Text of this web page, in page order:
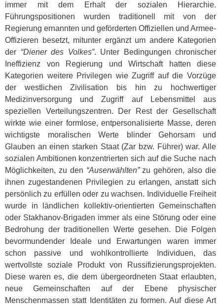
immer mit dem Erhalt der sozialen Hierarchie.
Führungspositionen wurden traditionell mit von der
Regierung ernannten und geförderten Offiziellen und Armee-
Offizieren besetzt, mitunter ergänzt um andere Kategorien
der “Diener des Volkes”. Unter Bedingungen chronischer
Ineffizienz von Regierung und Wirtschaft hatten diese
Kategorien weitere Privilegen wie Zugriff auf die Vorzüge
der westlichen Zivilisation bis hin zu hochwertiger
Medizinversorgung und Zugriff auf Lebensmittel aus
speziellen Verteilungszentren. Der Rest der Gesellschaft
wirkte wie einer formlose, entpersonalisierte Masse, deren
wichtigste moralischen Werte blinder Gehorsam und
Glauben an einen starken Staat (Zar bzw. Führer) war. Alle
sozialen Ambitionen konzentrierten sich auf die Suche nach
Möglichkeiten, zu den “Auserwählten”zu gehören, also die
ihnen zugestandenen Privilegien zu erlangen, anstatt sich
persönlich zu erfüllen oder zu wachsen. Individuelle Freiheit
wurde in ländlichen kollektiv-orientierten Gemeinschaften
oder Stakhanov-Brigaden immer als eine Störung oder eine
Bedrohung der traditionellen Werte gesehen. Die Folgen
bevormundender Ideale und Erwartungen waren immer
schon passive und wohlkontrollierte Individuen, das
wertvollste soziale Produkt von Russifizierungsprojekten.
Diese waren es, die dem übergeordneten Staat erlaubten,
neue Gemeinschaften auf der Ebene physischer
Menschenmassen statt Identitäten zu formen. Auf diese Art